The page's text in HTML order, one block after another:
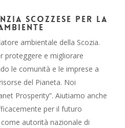
scozzese per la
ambientale della Scozia.
proteggere e migliorare
le comunità e le imprese a
del Pianeta. Noi
Prosperity”. Aiutiamo anche
per il futuro
autorità nazionale di